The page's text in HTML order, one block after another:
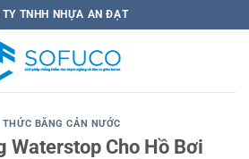
TY TNHH NHỰA AN ĐẠT
THỨC BĂNG CẢN NƯỚC
Waterstop Cho Hồ Bơi